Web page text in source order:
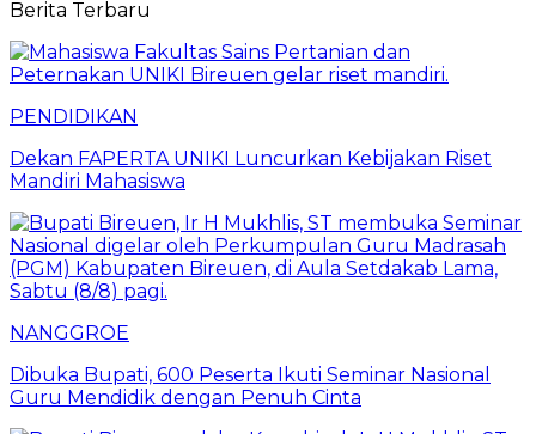
Berita Terbaru
PENDIDIKAN
Dekan FAPERTA UNIKI Luncurkan Kebijakan Riset
Mandiri Mahasiswa
NANGGROE
Dibuka Bupati, 600 Peserta Ikuti Seminar Nasional
Guru Mendidik dengan Penuh Cinta